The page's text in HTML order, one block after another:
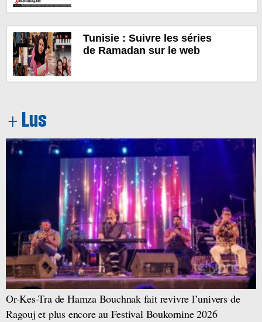
Tunisie : Suivre les séries
de Ramadan sur le web
Or-Kes-Tra de Hamza Bouchnak fait revivre l’univers de
Ragouj et plus encore au Festival Boukornine 2026